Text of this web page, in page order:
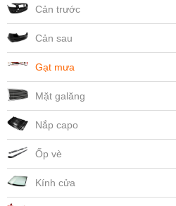
Cản trước
Cản sau
Gạt mưa
Mặt galăng
Nắp capo
Ốp vè
Kính cửa